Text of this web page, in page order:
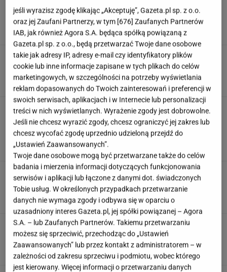
Koledzy z branży nie mieli litości dla Kłeczka.
"Odpiął wrotki"
Jamy karne, pobicia. Ukraina
ma problem z jednostką
SUBSKRYPCJA
ZUS dopłaca Ukraińcom do
emerytur. Konfederacja grzmi, ale zapomina o
ważnej rzeczy
LESZEK KOSTRZEWSKI
Duda ułaskawił Wąsika i
Kamińskiego, jego nie. "Skazał mnie Pan na
karę śmierci"
Urzędnicy pukają do domów. Chcą paragonów
MATERIAŁ PROMOCYJNY
jeśli wyrazisz zgodę klikając „Akceptuję”, Gazeta.pl sp. z o.o.
oraz jej Zaufani Partnerzy, w tym [676] Zaufanych Partnerów
IAB, jak również Agora S.A. będąca spółką powiązaną z
Gazeta.pl sp. z o.o., będą przetwarzać Twoje dane osobowe
takie jak adresy IP, adresy e-mail czy identyfikatory plików
cookie lub inne informacje zapisane w tych plikach do celów
marketingowych, w szczególności na potrzeby wyświetlania
reklam dopasowanych do Twoich zainteresowań i preferencji w
swoich serwisach, aplikacjach i w Internecie lub personalizacji
treści w nich wyświetlanych. Wyrażenie zgody jest dobrowolne.
Jeśli nie chcesz wyrazić zgody, chcesz ograniczyć jej zakres lub
chcesz wycofać zgodę uprzednio udzieloną przejdź do
„Ustawień Zaawansowanych”.
Twoje dane osobowe mogą być przetwarzane także do celów
badania i mierzenia informacji dotyczących funkcjonowania
serwisów i aplikacji lub łączone z danymi dot. świadczonych
Tobie usług. W określonych przypadkach przetwarzanie
danych nie wymaga zgody i odbywa się w oparciu o
uzasadniony interes Gazeta.pl, jej spółki powiązanej – Agora
S.A. – lub Zaufanych Partnerów. Takiemu przetwarzaniu
możesz się sprzeciwić, przechodząc do „Ustawień
Zaawansowanych” lub przez kontakt z administratorem – w
zależności od zakresu sprzeciwu i podmiotu, wobec którego
jest kierowany. Więcej informacji o przetwarzaniu danych